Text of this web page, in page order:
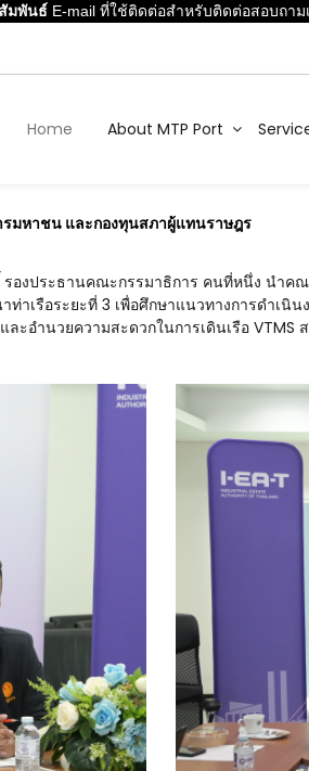
E-mail ที่ใช้ติดต่อสำหรับติดต่อสอบถามเกี่ยวกั
Home About MTP Port
รมหาชน และกองทุนสภาผู้แทนราษฎร
ประธานคณะกรรมาธิการ คนที่หนึ่ง นำคณ
าเรือระยะที่ 3 เพื่อศึกษาแนวทางการดำเนิ
อำนวยความสะดวกในการเดินเรือ VTMS